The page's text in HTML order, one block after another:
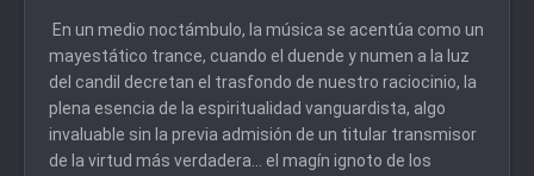
En un medio noctámbulo, la música se acentúa como un
mayestático trance, cuando el duende y numen a la luz
del candil decretan el trasfondo de nuestro raciocinio, la
plena esencia de la espiritualidad vanguardista, algo
invaluable sin la previa admisión de un titular transmisor
de la virtud más verdadera... el magín ignoto de los